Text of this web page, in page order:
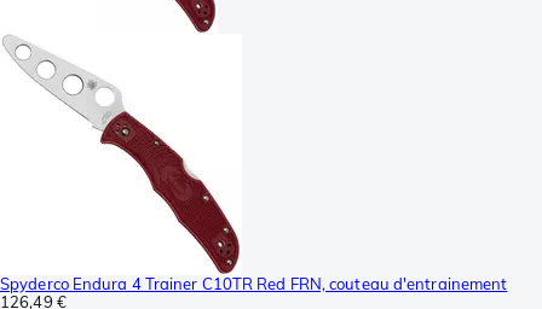
Spyderco Endura 4 Trainer C10TR Red FRN, couteau d'entrainement
126,49 €